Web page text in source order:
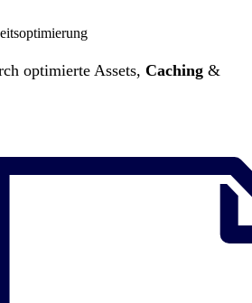
optimierte Assets, Caching &